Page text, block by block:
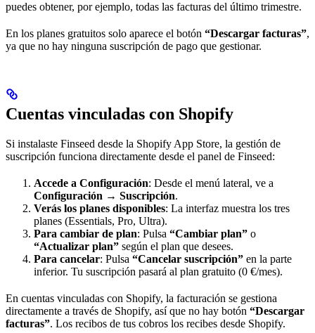
puedes obtener, por ejemplo, todas las facturas del último trimestre.
En los planes gratuitos solo aparece el botón “Descargar facturas”,
ya que no hay ninguna suscripción de pago que gestionar.
Cuentas vinculadas con Shopify
Si instalaste Finseed desde la Shopify App Store, la gestión de
suscripción funciona directamente desde el panel de Finseed:
Accede a Configuración: Desde el menú lateral, ve a
Configuración → Suscripción.
Verás los planes disponibles: La interfaz muestra los tres
planes (Essentials, Pro, Ultra).
Para cambiar de plan: Pulsa “Cambiar plan” o
“Actualizar plan” según el plan que desees.
Para cancelar: Pulsa “Cancelar suscripción” en la parte
inferior. Tu suscripción pasará al plan gratuito (0 €/mes).
En cuentas vinculadas con Shopify, la facturación se gestiona
directamente a través de Shopify, así que no hay botón “Descargar
facturas”. Los recibos de tus cobros los recibes desde Shopify.